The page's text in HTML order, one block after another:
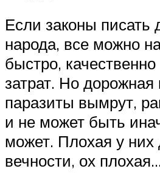
Если законы писать
народа, все можно
быстро,
затрат. Но дорожная
паразиты вымрут,
и не может быть
может. Плохая у них
вечности, ох